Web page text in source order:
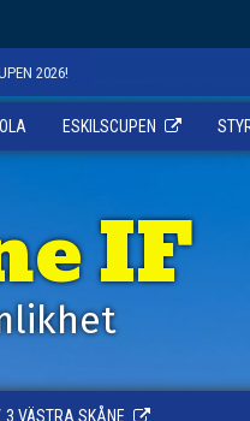
2026!
ESKILSCUPEN
IF
3 VÄSTRA SKÅNE